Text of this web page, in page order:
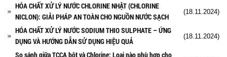
HÓA CHẤT XỬ LÝ NƯỚC CHLORINE NHẬT (CHLORINE
NICLON): GIẢI PHÁP AN TOÀN CHO NGUỒN NƯỚC SẠCH
(18.11.2024)
HÓA CHẤT XỬ LÝ NƯỚC SODIUM THIO SULPHATE – ỨNG
DỤNG VÀ HƯỚNG DẪN SỬ DỤNG HIỆU QUẢ
(18.11.2024)
So sánh giữa TCCA bột và Chlorine: Loại nào phù hợp cho